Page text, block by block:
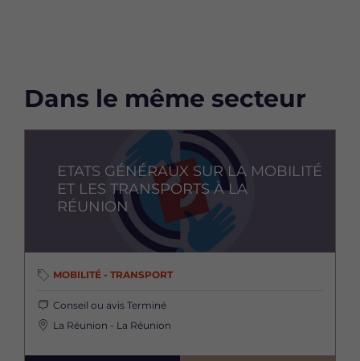
Dans le même secteur
ETATS GÉNÉRAUX SUR LA MOBILITÉ
ET LES TRANSPORTS À LA
RÉUNION
MOBILITÉ - TRANSPORT
Conseil ou avis Terminé
La Réunion - La Réunion